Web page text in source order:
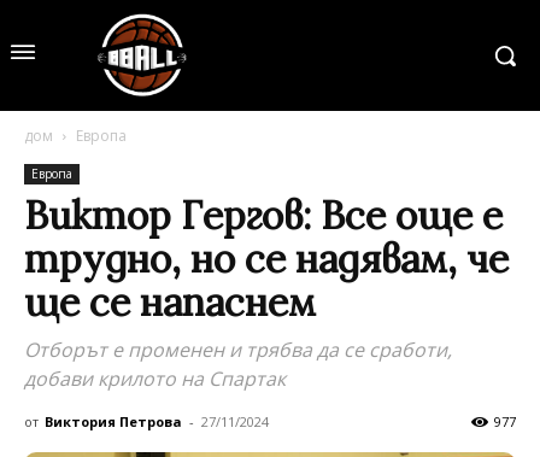
дом Европа
Европа
Виктор Гергов: Все още е
трудно, но се надявам, че
ще се напаснем
Отборът е променен и трябва да се сработи,
добави крилото на Спартак
от Виктория Петрова - 27/11/2024 977